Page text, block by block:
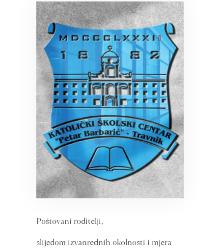
Poštovani roditelji,
slijedom izvanrednih okolnosti i mjera